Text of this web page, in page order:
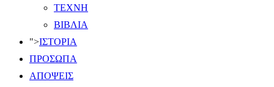
ΤΕΧΝΗ
ΒΙΒΛΙΑ
">ΙΣΤΟΡΙΑ
ΠΡΟΣΩΠΑ
ΑΠΟΨΕΙΣ